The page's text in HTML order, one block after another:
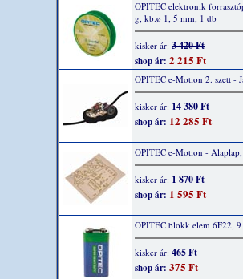
OPITEC elektronik
g, kb.ø 1, 5 mm, 1 db
kisker ár: 3 420 Ft
shop ár: 2 215 Ft
OPITEC e-Motion 2. szett -
kisker ár: 14 380 Ft
shop ár: 12 285 Ft
OPITEC e-Motion -
kisker ár: 1 870 Ft
shop ár: 1 595 Ft
OPITEC blokk elem 6F22,
kisker ár: 465 Ft
shop ár: 375 Ft